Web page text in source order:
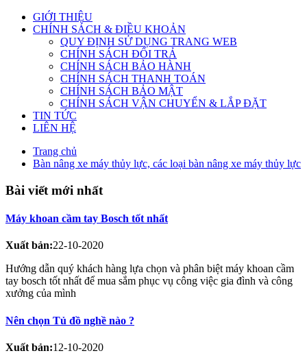
GIỚI THIỆU
CHÍNH SÁCH & ĐIỀU KHOẢN
QUY ĐỊNH SỬ DỤNG TRANG WEB
CHÍNH SÁCH ĐỔI TRẢ
CHÍNH SÁCH BẢO HÀNH
CHÍNH SÁCH THANH TOÁN
CHÍNH SÁCH BẢO MẬT
CHÍNH SÁCH VẬN CHUYỂN & LẮP ĐẶT
TIN TỨC
LIÊN HỆ
Trang chủ
Bàn nâng xe máy thủy lực, các loại bàn nâng xe máy thủy lực
Bài viết mới nhất
Máy khoan cầm tay Bosch tốt nhất
Xuất bản:22-10-2020
Hướng dẫn quý khách hàng lựa chọn và phân biệt máy khoan cầm
tay bosch tốt nhất để mua sắm phục vụ công việc gia đình và công
xưởng của mình
Nên chọn Tủ đồ nghề nào ?
Xuất bản:12-10-2020